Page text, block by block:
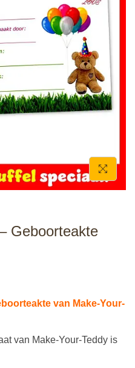
Geboorteakte
van Make-Your-
van Make-Your-Teddy is